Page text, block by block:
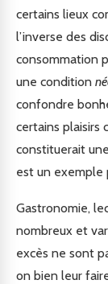
certains lieux
l’inverse des
consommation
une condition
confondre
certains plaisirs
constituerait
est un exemple
Gastronomie,
nombreux et
excès ne sont
on bien leur